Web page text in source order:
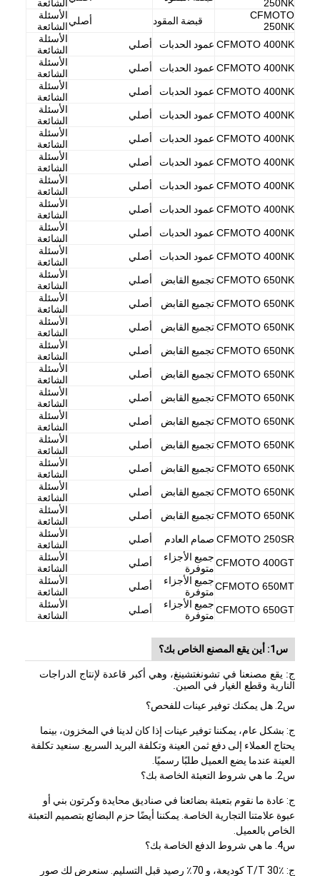
أحزمة قيادة الدراجات النارية
بواجي دراجة نارية
منصات الفرامل دراجة نارية
مجموعات تحمل دراجة نارية
دراجة نارية امتصاص الصدمات
250NK
الشائعة
CFMOTO
250NK
قبضة المقود أصليالأسئلة
الشائعة
CFMOTO 400NK عمود الحدبات أصلي
الأسئلة
الشائعة
CFMOTO 400NK عمود الحدبات أصلي
الأسئلة
الشائعة
CFMOTO 400NK عمود الحدبات أصلي
الأسئلة
الشائعة
CFMOTO 400NK عمود الحدبات أصلي
الأسئلة
الشائعة
CFMOTO 400NK عمود الحدبات أصلي
الأسئلة
الشائعة
CFMOTO 400NK عمود الحدبات أصلي
الأسئلة
الشائعة
CFMOTO 400NK عمود الحدبات أصلي
الأسئلة
الشائعة
CFMOTO 400NK عمود الحدبات أصلي
الأسئلة
الشائعة
CFMOTO 400NK عمود الحدبات أصلي
الأسئلة
الشائعة
CFMOTO 400NK عمود الحدبات أصلي
الأسئلة
الشائعة
CFMOTO 650NK تجميع القابض أصلي
الأسئلة
الشائعة
CFMOTO 650NK تجميع القابض أصلي
الأسئلة
الشائعة
CFMOTO 650NK تجميع القابض أصلي
الأسئلة
الشائعة
CFMOTO 650NK تجميع القابض أصلي
الأسئلة
الشائعة
CFMOTO 650NK تجميع القابض أصلي
الأسئلة
الشائعة
CFMOTO 650NK تجميع القابض أصلي
الأسئلة
الشائعة
CFMOTO 650NK تجميع القابض أصلي
الأسئلة
الشائعة
CFMOTO 650NK تجميع القابض أصلي
الأسئلة
الشائعة
CFMOTO 650NK تجميع القابض أصلي
الأسئلة
الشائعة
CFMOTO 650NK تجميع القابض أصلي
الأسئلة
الشائعة
CFMOTO 650NK تجميع القابض أصلي
الأسئلة
الشائعة
CFMOTO 250SR صمام العادم أصلي
الأسئلة
الشائعة
CFMOTO 400GTجميع الأجزاء
متوفرة
أصلي
الأسئلة
الشائعة
CFMOTO 650MTجميع الأجزاء
متوفرة
أصلي
الأسئلة
الشائعة
CFMOTO 650GTجميع الأجزاء
متوفرة
أصلي
الأسئلة
الشائعة
س1: أين يقع المصنع الخاص بك؟
ج: يقع مصنعنا في تشونغتشينغ، وهي أكبر قاعدة لإنتاج الدراجات
النارية وقطع الغيار في الصين.
س2. هل يمكنك توفير عينات للفحص؟
ج: بشكل عام، يمكننا توفير عينات إذا كان لدينا في المخزون، بينما
يحتاج العملاء إلى دفع ثمن العينة وتكلفة البريد السريع. سنعيد تكلفة
العينة عندما يضع العميل طلبًا رسميًا.
س2. ما هي شروط التعبئة الخاصة بك؟
ج: عادة ما نقوم بتعبئة بضائعنا في صناديق محايدة وكرتون بني أو
عبوة علامتنا التجارية الخاصة. يمكننا أيضًا حزم البضائع بتصميم التعبئة
الخاص بالعميل.
س4. ما هي شروط الدفع الخاصة بك؟
ج: T/T 30٪ كوديعة، و 70٪ رصيد قبل التسليم. سنعرض لك صور